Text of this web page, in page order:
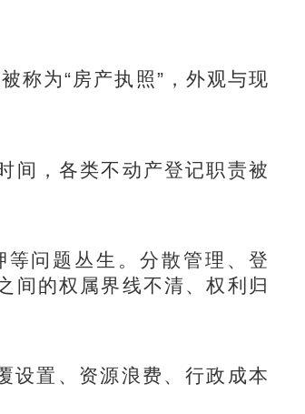
为“房产执照”，外观与现
，各类不动产登记职责被
问题丛生。分散管理、登
间的权属界线不清、权利归
置、资源浪费、行政成本